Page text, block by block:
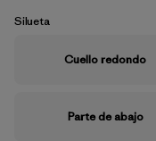
Silueta
Cuello redondo
Parte de abajo